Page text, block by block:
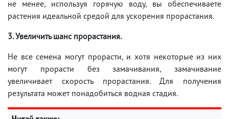
не менее, используя горячую воду, вы обеспечиваете
растения идеальной средой для ускорения прорастания.
3. Увеличить шанс прорастания.
Не все семена могут прорасти, и хотя некоторые из них
могут прорасти без замачивания, замачивание
увеличивает скорость прорастания. Для получения
результата может понадобиться водная стадия.